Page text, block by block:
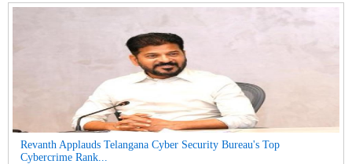
Revanth Applauds Telangana Cyber Security Bureau's Top
Cybercrime Rank...